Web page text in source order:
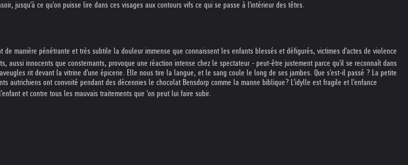
jusqu'à ce qu'on puisse lire dans ces visages aux contours vifs ce qui se passe à l'intérieur des têtes.
de manière pénétrante et très subtile la douleur immense que connaissent les enfants blessés et défigurés, victimes d'actes de violence
aussi innocents que consternants, provoque une réaction intense chez le spectateur - peut-être justement parce qu'il se reconnaît dans
rit devant la vitrine d'une épicerie. Elle nous tire la langue, et le sang coule le long de ses jambes. Que s'est-il passé ? La petite
ont convoité pendant des décennies le chocolat Bensdorp comme la manne biblique? L'idylle est fragile et l'enfance
et contre tous les mauvais traitements que 'on peut lui faire subir.